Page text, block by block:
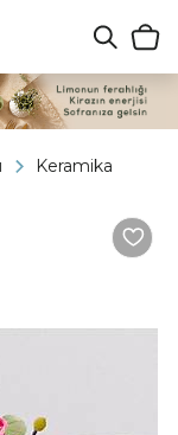
Keramika